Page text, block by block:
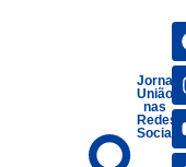
Jornais
União
nas
Redes
Sociais